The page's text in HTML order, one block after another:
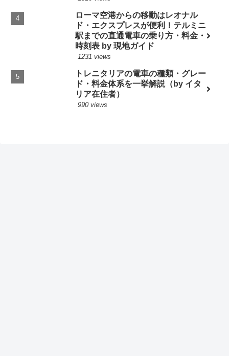
ローマ空港からの移動はレオナル
ド・エクスプレスが便利！テルミニ
駅までの直通電車の乗り方・料金・
時刻表 by 現地ガイド
1231 views
トレニタリアの電車の種類・グレー
ド・料金体系を一挙解説（by イタ
リア在住者）
990 views